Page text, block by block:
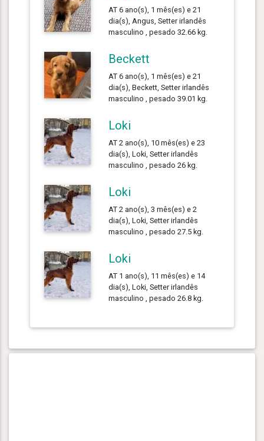
AT 6 ano(s), 1 mês(es) e 21
dia(s), Angus, Setter irlandês
masculino , pesado 32.66 kg.
Beckett
AT 6 ano(s), 1 mês(es) e 21
dia(s), Beckett, Setter irlandês
masculino , pesado 39.01 kg.
Loki
AT 2 ano(s), 10 mês(es) e 23
dia(s), Loki, Setter irlandês
masculino , pesado 26 kg.
Loki
AT 2 ano(s), 3 mês(es) e 2
dia(s), Loki, Setter irlandês
masculino , pesado 27.5 kg.
Loki
AT 1 ano(s), 11 mês(es) e 14
dia(s), Loki, Setter irlandês
masculino , pesado 26.8 kg.